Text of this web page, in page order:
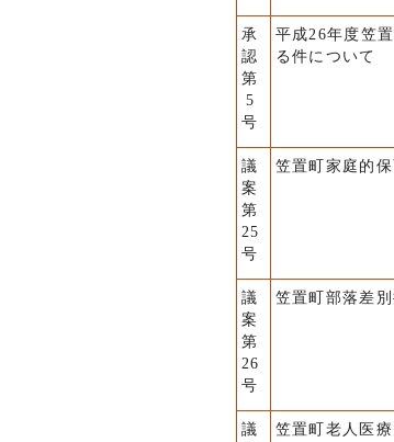
承
認
第
5
号
平成26年度笠
る件について
議
案
第
25
号
笠置町家庭的
議
案
第
26
号
笠置町部落差
議
笠置町老人医